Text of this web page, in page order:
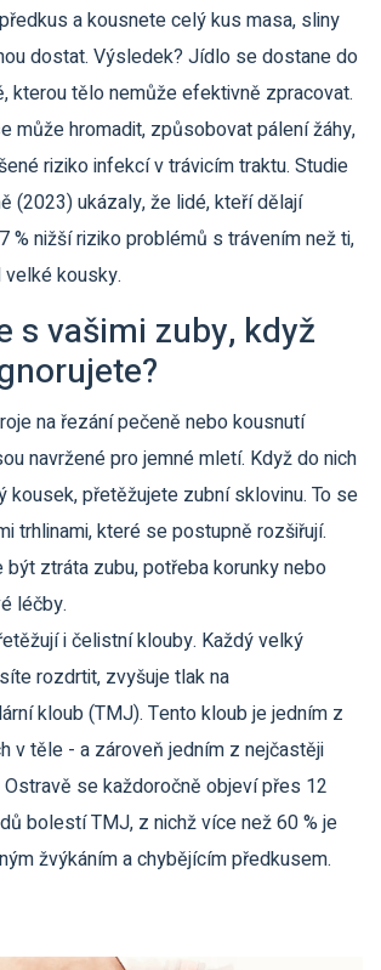
a kousnete celý kus masa, sliny
dostat. Výsledek? Jídlo se dostane do
kterou tělo nemůže efektivně zpracovat.
může hromadit, způsobovat pálení žáhy,
riziko infekcí v trávicím traktu. Studie
(2023) ukázaly, že lidé, kteří dělají
% nižší riziko problémů s trávením než ti,
kousky.
s vašimi zuby, když
na řezání pečeně nebo kousnutí
navržené pro jemné mletí. Když do nich
kousek, přetěžujete zubní sklovinu. To se
trhlinami, které se postupně rozšiřují.
ztráta zubu, potřeba korunky nebo
léčby.
i čelistní klouby. Každý velký
rozdrtit, zvyšuje tlak na
kloub (TMJ). Tento kloub je jedním z
v těle - a zároveň jedním z nejčastěji
se každoročně objeví přes 12
bolestí TMJ, z nichž více než 60 % je
žvýkáním a chybějícím předkusem.